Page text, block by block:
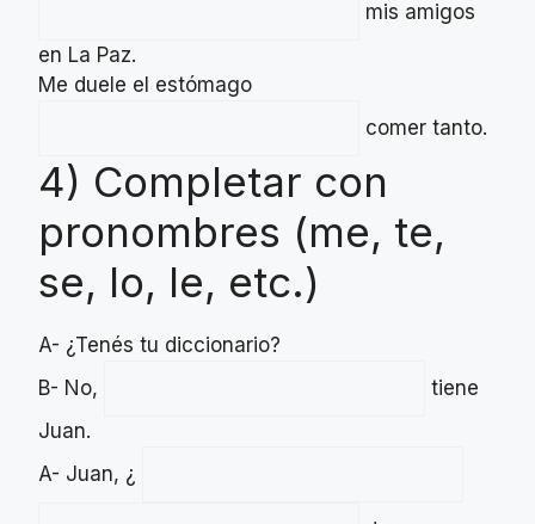
mis amigos
en La Paz.
Me duele el estómago
comer tanto.
4) Completar con
pronombres (me, te,
se, lo, le, etc.)
A- ¿Tenés tu diccionario?
B- No,
tiene
Juan.
A- Juan, ¿